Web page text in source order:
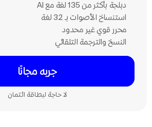
دبلجة بأكثر من 135 لغة مع Al
استنساخ الأصوات بـ 32 لغة
محرر قوي غير محدود
النسخ والترجمة التلقائي
جربه مجانًا
لا حاجة لبطاقة ائتمان